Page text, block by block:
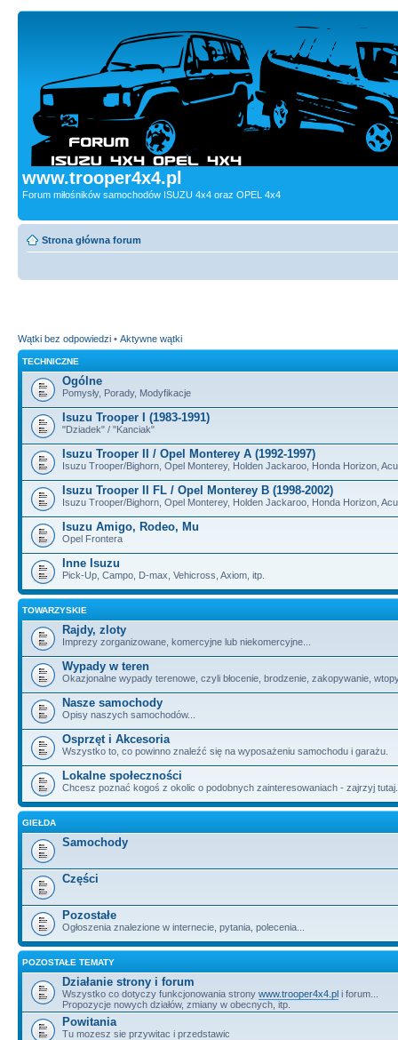
www.trooper4x4.pl
Forum miłośników samochodów ISUZU 4x4 oraz OPEL 4x4
Strona główna forum
Wątki bez odpowiedzi • Aktywne wątki
TECHNICZNE
Ogólne
Pomysły, Porady, Modyfikacje
Isuzu Trooper I (1983-1991)
"Dziadek" / "Kanciak"
Isuzu Trooper II / Opel Monterey A (1992-1997)
Isuzu Trooper/Bighorn, Opel Monterey, Holden Jackaroo, Honda Horizon,
Isuzu Trooper II FL / Opel Monterey B (1998-2002)
Isuzu Trooper/Bighorn, Opel Monterey, Holden Jackaroo, Honda Horizon,
Isuzu Amigo, Rodeo, Mu
Opel Frontera
Inne Isuzu
Pick-Up, Campo, D-max, Vehicross, Axiom, itp.
TOWARZYSKIE
Rajdy, zloty
Imprezy zorganizowane, komercyjne lub niekomercyjne...
Wypady w teren
Okazjonalne wypady terenowe, czyli błocenie, brodzenie, zakopywanie,
Nasze samochody
Opisy naszych samochodów...
Osprzęt i Akcesoria
Wszystko to, co powinno znaleźć się na wyposażeniu samochodu i garażu.
Lokalne społeczności
Chcesz poznać kogoś z okolic o podobnych zainteresowaniach - zajrzyj
GIEŁDA
Samochody
Części
Pozostałe
Ogłoszenia znalezione w internecie, pytania, polecenia...
POZOSTAŁE TEMATY
Działanie strony i forum
Wszystko co dotyczy funkcjonowania strony www.trooper4x4.pl i forum...
Propozycje nowych działów, zmiany w obecnych, itp.
Powitania
Tu mozesz sie przywitac i przedstawic